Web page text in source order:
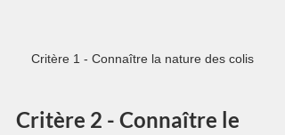
Critère 1 - Connaître la nature des colis
Critère 2 - Connaître le